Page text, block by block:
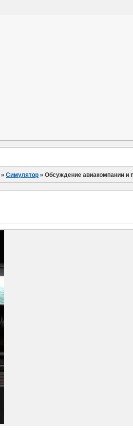
»Симулятор »Обсуждение авиакомпании и